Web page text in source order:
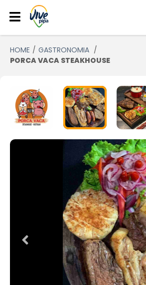
HOME
GASTRONOMIA
PORCA VACA STEAKHOUSE